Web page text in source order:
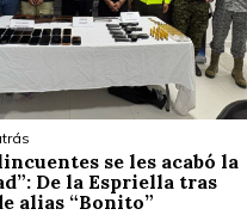
se les acabó la
De la Espriella tras
alias “Bonito”